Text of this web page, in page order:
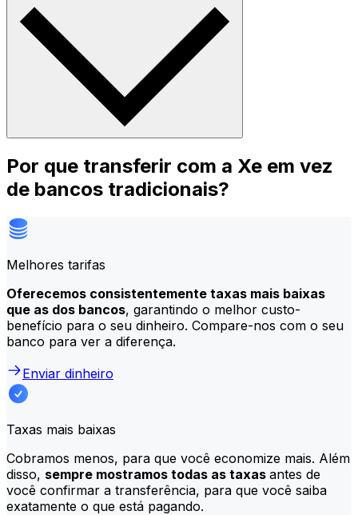
Por que transferir com a Xe em vez
de bancos tradicionais?
Melhores tarifas
Oferecemos consistentemente taxas mais baixas
que as dos bancos, garantindo o melhor custo-
benefício para o seu dinheiro. Compare-nos com o seu
banco para ver a diferença.
Enviar dinheiro
Taxas mais baixas
Cobramos menos, para que você economize mais. Além
disso, sempre mostramos todas as taxas antes de
você confirmar a transferência, para que você saiba
exatamente o que está pagando.